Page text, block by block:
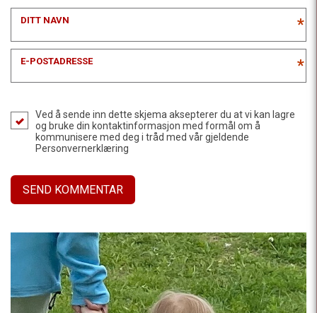
DITT NAVN *
E-POSTADRESSE *
Ved å sende inn dette skjema aksepterer du at vi kan lagre
og bruke din kontaktinformasjon med formål om å
kommunisere med deg i tråd med vår gjeldende
Personvernerklæring